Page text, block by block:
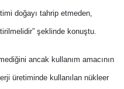
doğayı tahrip etmeden,
şeklinde konuştu.
ancak kullanım amacının
üretiminde kullanılan nükleer